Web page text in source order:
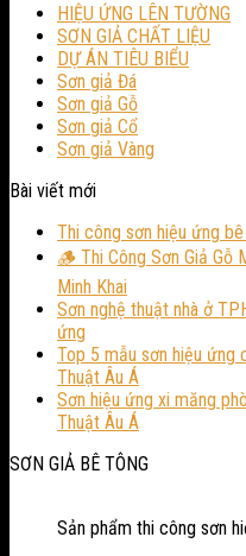
HIỆU ỨNG LÊN TƯỜNG
SƠN GIẢ CHẤT LIỆU
DỰ ÁN TIÊU BIỂU
Sơn giả Đá
Sơn giả Gỗ
Sơn giả Cổ
Sơn giả Vàng
Bài viết mới
Thi công sơn hiệu ứng
🪵 Thi Công Sơn Giả Gỗ
Minh Khai
Sơn nghệ thuật nhà ở
ứng
Top 5 mẫu sơn hiệu ứng
Thuật Âu Á
Sơn hiệu ứng xi măng
Thuật Âu Á
SƠN GIẢ BÊ TÔNG
Sản phẩm thi công sơn